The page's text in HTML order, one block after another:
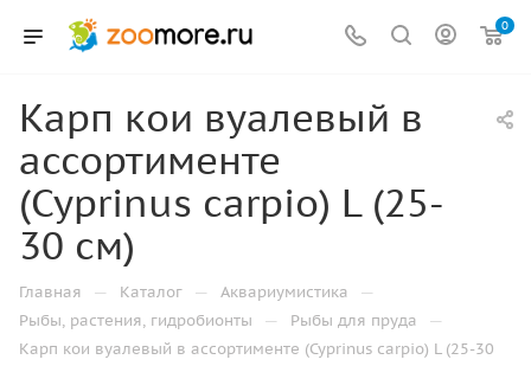
0
Карп кои вуалевый в
ассортименте
(Cyprinus carpio) L (25-
30 см)
Главная — Каталог — Аквариумистика —
Рыбы, растения, гидробионты — Рыбы для пруда —
Карп кои вуалевый в ассортименте (Cyprinus carpio) L (25-30